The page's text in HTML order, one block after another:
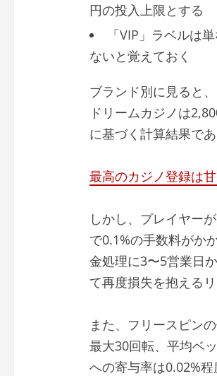
円の投入上限とする
「VIP」ラベルは
ないと覚えておく
ブランド別に見ると
ドリームカジノは
に基づく計算結果であ
最高のカジノ登録は
しかし、プレイヤー
で0.1%の手数料がか
金処理に3〜5営業日
て再度損失を抱える
また、フリースピン
最大30回転、平均ベ
への寄与率は0.02%